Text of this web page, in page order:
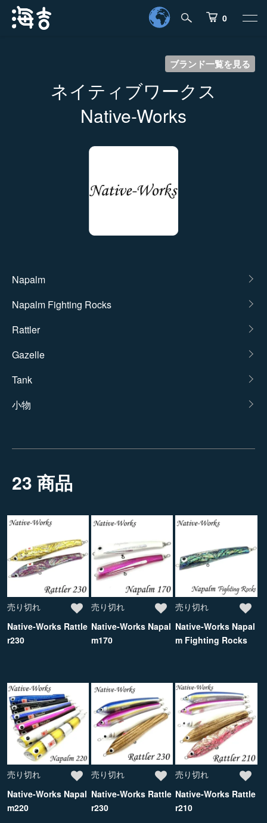
0
ブランド一覧を見る
ネイティブワークス
Native-Works
カテゴリー一覧
Napalm
Napalm Fighting Rocks
Rattler
Gazelle
Tank
小物
23 商品
売り切れ
Native-Works Rattle
r230
売り切れ
Native-Works Napal
m170
売り切れ
Native-Works Napal
m Fighting Rocks
売り切れ
Native-Works Napal
m220
売り切れ
Native-Works Rattle
r230
売り切れ
Native-Works Rattle
r210